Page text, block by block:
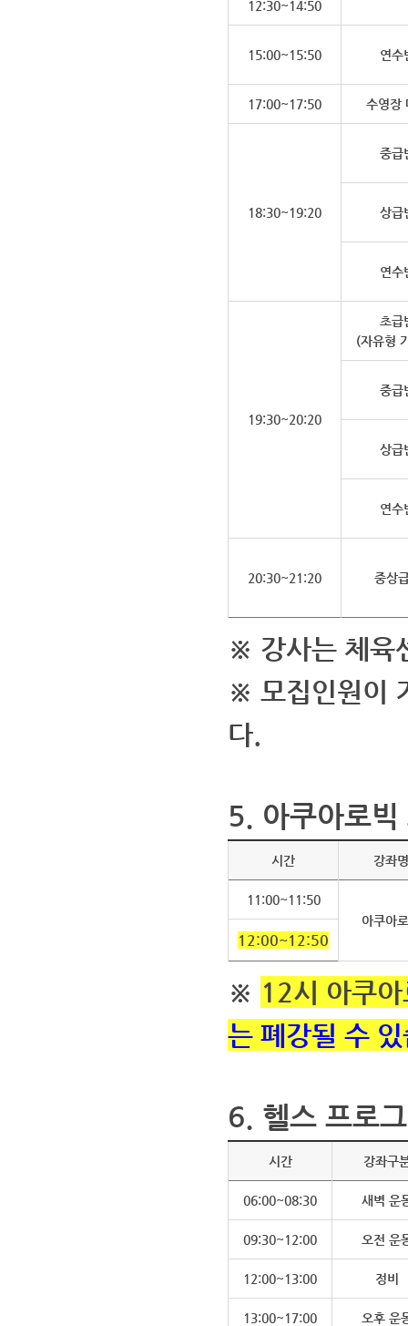
12:30~14:50
15:00~15:50 연수
17:00~17:50 수영장
18:30~19:20
중급
상급
연수
19:30~20:20
초급
(자유형
중급
상급
연수
20:30~21:20 중상
※ 강사는 체육
※ 모집인원이
다.
5. 아쿠아로
시간 강좌명
11:00~11:50
아쿠아
12:00~12:50
※ 12시 아쿠
는 폐강될 수
6. 헬스 프로
시간 강좌구
06:00~08:30 새벽 운
09:30~12:00 오전 운
12:00~13:00 정비
13:00~17:00 오후 운